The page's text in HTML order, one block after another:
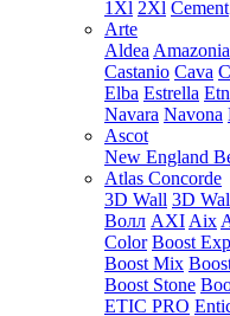
1Xl 2Xl Cement
Arte
Aldea Amazonia
Castanio Cava
Elba Estrella
Navara Navona
Ascot
New England
Atlas Concorde
3D Wall 3D
Волл AXI Aix
Color Boost
Boost Mix
Boost Stone
ETIC PRO